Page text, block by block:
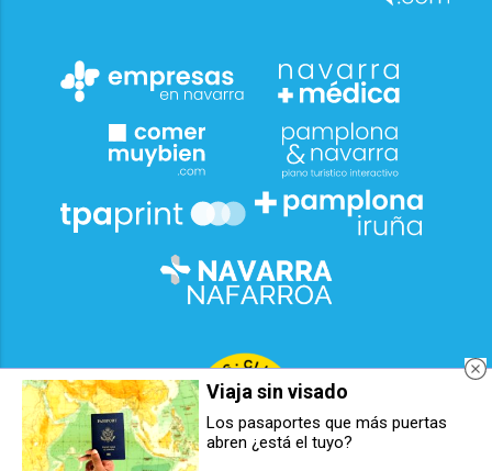
Viaja sin visado
Los pasaportes que más puertas
abren ¿está el tuyo?